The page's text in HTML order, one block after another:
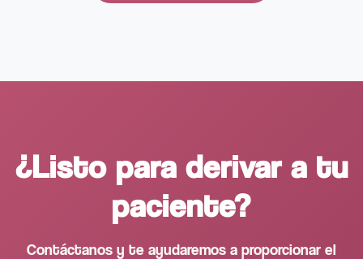
¿Listo para derivar a tu
paciente?
Contáctanos y te ayudaremos a proporcionar el